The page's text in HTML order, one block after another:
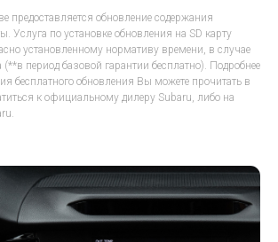
предоставляется обновление содержания
Услуга по установке обновления на SD карту
установленному нормативу времени, в случае
период базовой гарантии бесплатно). Подробнее
бесплатного обновления Вы можете прочитать в
к официальному дилеру Subaru, либо на